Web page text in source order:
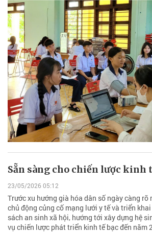
Sẵn sàng cho chiến lược kinh
23/05/2026 05:12
Trước xu hướng già hóa dân số ngày càng rõ
chủ động củng cố mạng lưới y tế và triển
sách an sinh xã hội, hướng tới xây dựng hệ
vụ chiến lược phát triển kinh tế bạc đến năm